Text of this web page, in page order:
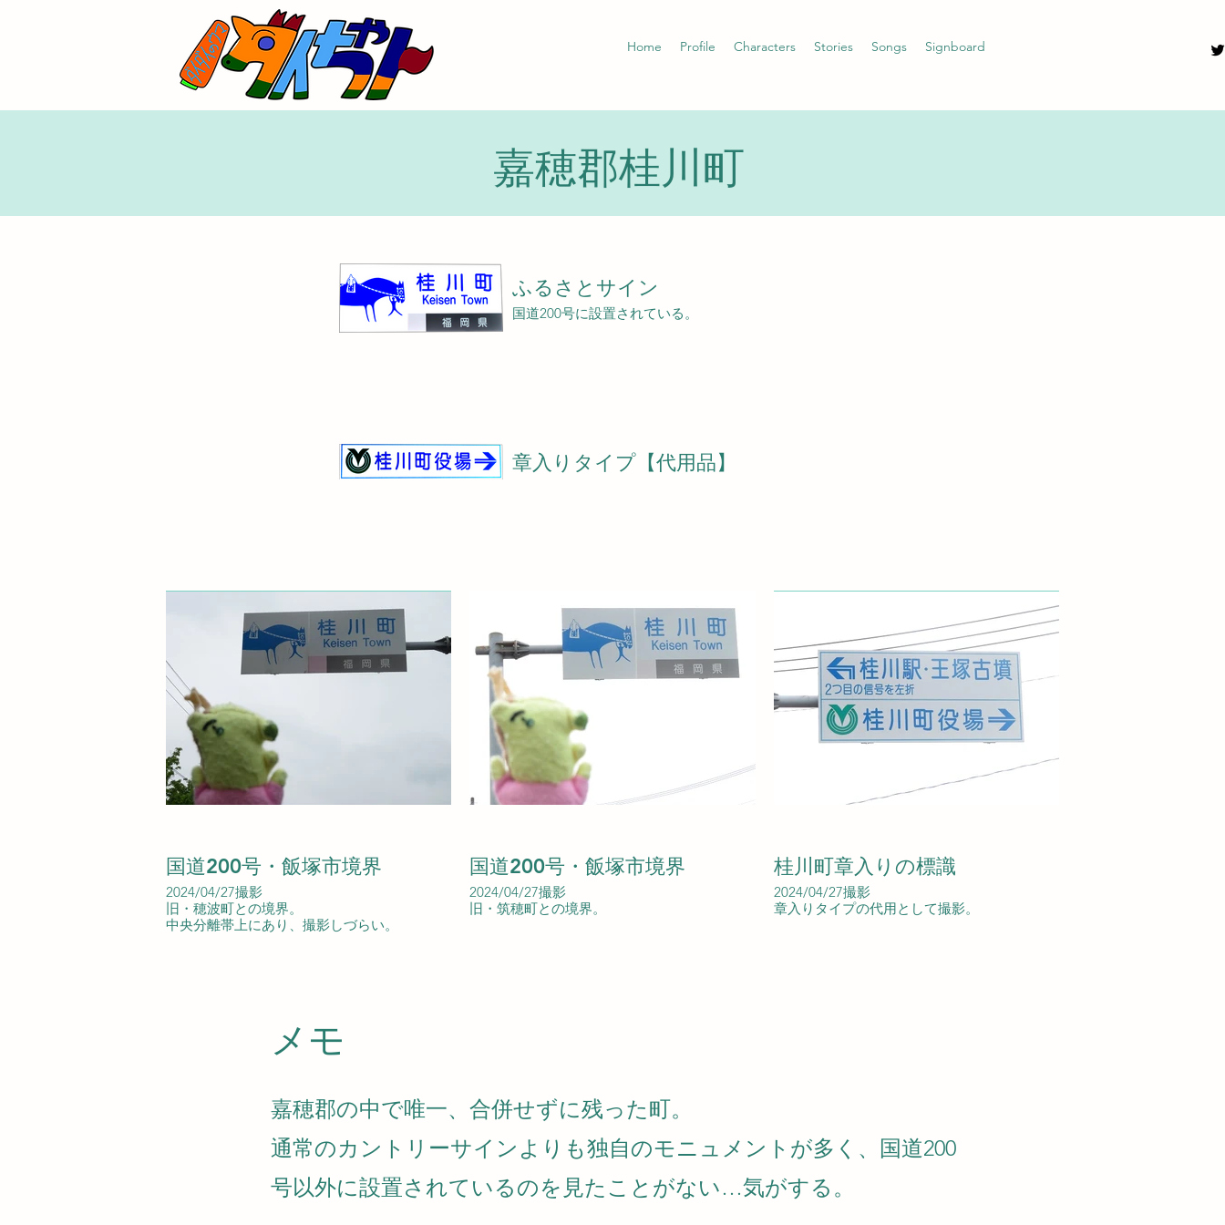
Home Profile Characters Stories Songs Signboard
嘉穂郡桂川町
ふるさとサイン
国道200号に設置されている。
章入りタイプ【代用品】
国道200号・飯塚市境界
2024/04/27撮影
旧・穂波町との境界。
中央分離帯上にあり、撮影しづらい。
国道200号・飯塚市境界
2024/04/27撮影
旧・筑穂町との境界。
桂川町章入りの標識
2024/04/27撮影
章入りタイプの代用として撮影。
​メモ
嘉穂郡の中で唯一、合併せずに残った町。
通常のカントリーサインよりも独自のモニュメントが多く、国道200
号以外に設置されているのを見たことがない…気がする。